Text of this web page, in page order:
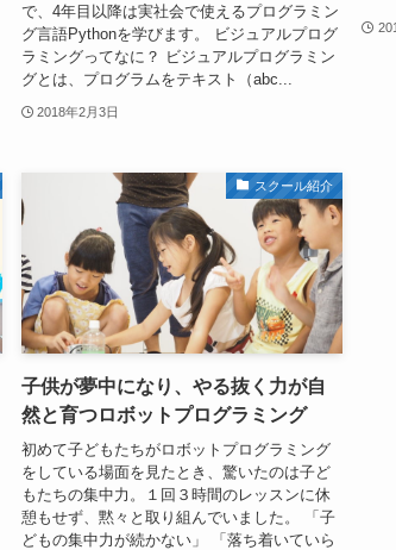
で、4年目以降は実社会で使えるプログラミン
グ言語Pythonを学びます。 ビジュアルプログ
ラミングってなに？ ビジュアルプログラミン
グとは、プログラムをテキスト（abc...
2018年2月3日
スクール紹介
子供が夢中になり、やる抜く力が自
然と育つロボットプログラミング
初めて子どもたちがロボットプログラミング
をしている場面を見たとき、驚いたのは子ど
もたちの集中力。１回３時間のレッスンに休
憩もせず、黙々と取り組んでいました。 「子
どもの集中力が続かない」 「落ち着いていら